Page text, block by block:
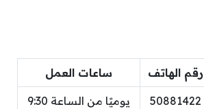
رقم الهاتف ساعات العمل
50881422
يوميًا من الساعة 9:30